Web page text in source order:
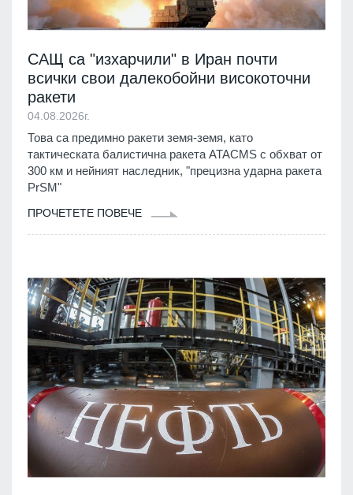
САЩ са "изхарчили" в Иран почти
всички свои далекобойни високоточни
ракети
04.08.2026г.
Това са предимно ракети земя-земя, като
тактическата балистична ракета ATACMS с обхват от
300 км и нейният наследник, "прецизна ударна ракета
PrSM"
ПРОЧЕТЕТЕ ПОВЕЧЕ